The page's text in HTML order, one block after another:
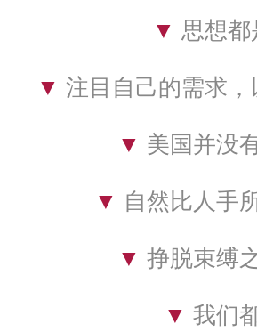
▼ 思想
▼ 注目自己的需求
▼ 美国并没
▼ 自然比人手
▼ 挣脱束缚
▼ 我们